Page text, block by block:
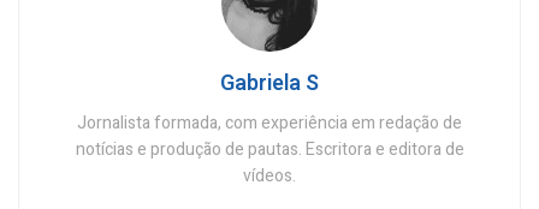
Gabriela S
Jornalista formada, com experiência em redação de
notícias e produção de pautas. Escritora e editora de
vídeos.